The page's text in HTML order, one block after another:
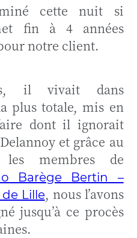
cette nuit si
fin à 4 années
notre client.
il vivait dans
plus totale, mis en
dont il ignorait
et grâce au
membres de
Barège Bertin –
Lille, nous l’avons
jusqu’à ce procès